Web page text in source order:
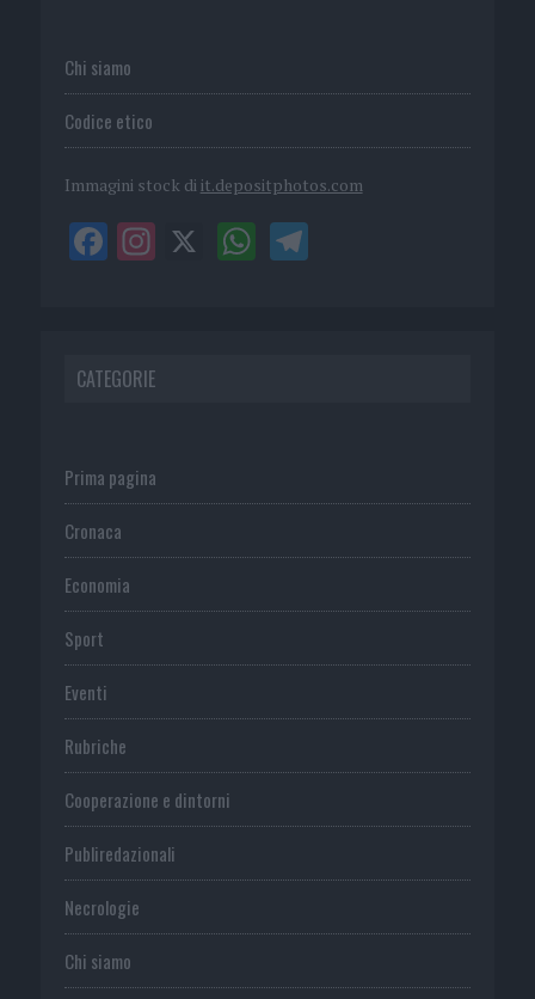
Chi siamo
Codice etico
Immagini stock di it.depositphotos.com
CATEGORIE
Prima pagina
Cronaca
Economia
Sport
Eventi
Rubriche
Cooperazione e dintorni
Publiredazionali
Necrologie
Chi siamo